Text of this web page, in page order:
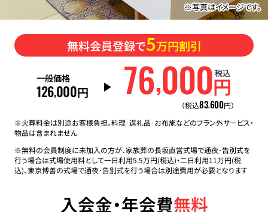
※写真はイメージです。
無料会員登録で5万円割引
一般価格
126,000円 76,000円
税込
（税込83,600円）
※火葬料金は別途お客様負担。料理･返礼品･お布施などのプラン外サービス・
物品は含まれません
※無料の会員制度に未加入の方が、家族葬の長坂直営式場で通夜･告別式を
行う場合は式場使用料として一日利用5.5万円(税込)・二日利用11万円(税
込)、東京博善の式場で通夜･告別式を行う場合は別途費用が必要となります
入会金・年会費無料